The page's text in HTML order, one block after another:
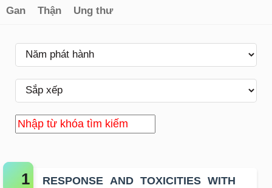
Gan Thận Ung thư
RESPONSE AND TOXICITIES WITH